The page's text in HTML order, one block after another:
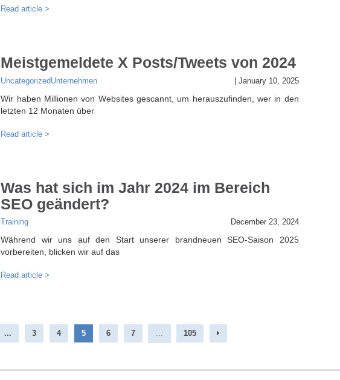
Read article >
Meistgemeldete X Posts/Tweets von 2024
UncategorizedUnternehmen January 10, 2025
Wir haben Millionen von Websites gescannt, um herauszufinden, wer in den
letzten 12 Monaten über
Read article >
Was hat sich im Jahr 2024 im Bereich
SEO geändert?
Training December 23, 2024
Während wir uns auf den Start unserer brandneuen SEO-Saison 2025
vorbereiten, blicken wir auf das
Read article >
... 3 4 5 6 7 ... 105